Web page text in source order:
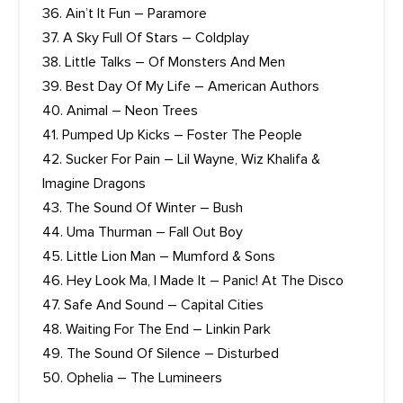
36. Ain’t It Fun – Paramore
37. A Sky Full Of Stars – Coldplay
38. Little Talks – Of Monsters And Men
39. Best Day Of My Life – American Authors
40. Animal – Neon Trees
41. Pumped Up Kicks – Foster The People
42. Sucker For Pain – Lil Wayne, Wiz Khalifa &
Imagine Dragons
43. The Sound Of Winter – Bush
44. Uma Thurman – Fall Out Boy
45. Little Lion Man – Mumford & Sons
46. Hey Look Ma, I Made It – Panic! At The Disco
47. Safe And Sound – Capital Cities
48. Waiting For The End – Linkin Park
49. The Sound Of Silence – Disturbed
50. Ophelia – The Lumineers